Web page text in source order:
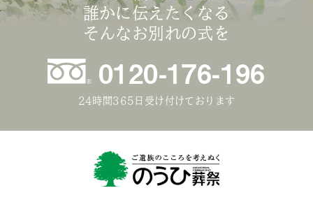
誰かに伝えたくなる
そんなお別れの式を
0120-176-196
24時間365日受け付けております